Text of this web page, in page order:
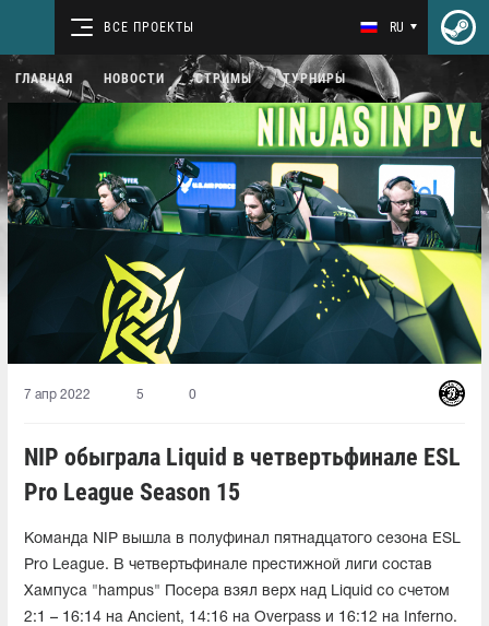
ВСЕ ПРОЕКТЫ RU
ГЛАВНАЯ НОВОСТИ СТРИМЫ ТУРНИРЫ
7 апр 2022 5 0
NIP обыграла Liquid в четвертьфинале ESL
Pro League Season 15
Команда NIP вышла в полуфинал пятнадцатого сезона ESL
Pro League. В четвертьфинале престижной лиги состав
Хампуса "hampus" Посера взял верх над Liquid со счетом
2:1 – 16:14 на Ancient, 14:16 на Overpass и 16:12 на Inferno.